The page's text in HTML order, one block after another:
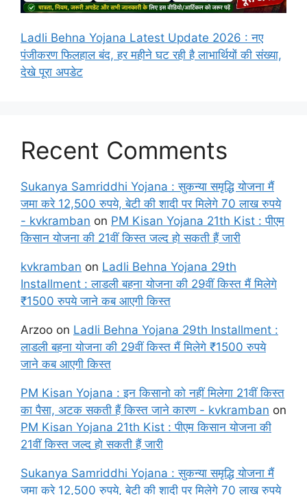
Ladli Behna Yojana Latest Update 2026 : नए
पंजीकरण फिलहाल बंद, हर महीने घट रही है लाभार्थियों की संख्या,
देखे पूरा अपडेट
Recent Comments
Sukanya Samriddhi Yojana : सुकन्या समृद्धि योजना मैं
जमा करे 12,500 रुपये, बेटी की शादी पर मिलेगे 70 लाख रुपये
- kvkramban on PM Kisan Yojana 21th Kist : पीएम
किसान योजना की 21वीं किस्त जल्द हो सकती हैं जारी
kvkramban on Ladli Behna Yojana 29th
Installment : लाडली बहना योजना की 29वीं किस्त मैं मिलेगे
₹1500 रुपये जाने कब आएगी किस्त
Arzoo on Ladli Behna Yojana 29th Installment :
लाडली बहना योजना की 29वीं किस्त मैं मिलेगे ₹1500 रुपये
जाने कब आएगी किस्त
PM Kisan Yojana : इन किसानो को नहीं मिलेगा 21वीं किस्त
का पैसा, अटक सकती हैं किस्त जाने कारण - kvkramban on
PM Kisan Yojana 21th Kist : पीएम किसान योजना की
21वीं किस्त जल्द हो सकती हैं जारी
Sukanya Samriddhi Yojana : सुकन्या समृद्धि योजना मैं
जमा करे 12,500 रुपये, बेटी की शादी पर मिलेगे 70 लाख रुपये